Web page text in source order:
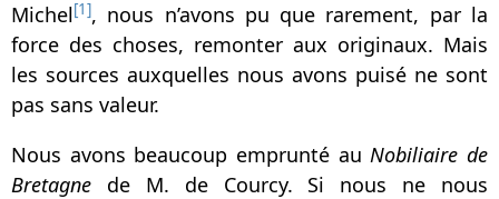
Michel[1], nous n’avons pu que rarement, par la
force des choses, remonter aux originaux. Mais
les sources auxquelles nous avons puisé ne sont
pas sans valeur.
Nous avons beaucoup emprunté au Nobiliaire de
Bretagne de M. de Courcy. Si nous ne nous